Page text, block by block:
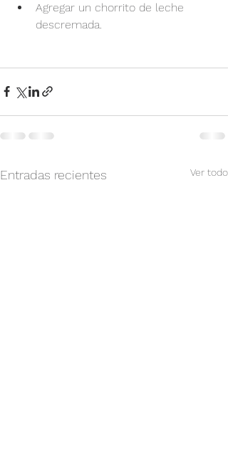
Agregar un chorrito de leche
descremada.
Entradas recientes Ver todo